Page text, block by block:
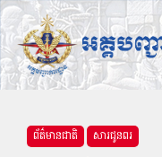
ព័ត៌មានជាតិ សារជូនពរ